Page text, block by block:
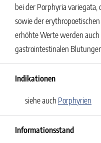
bei der Porphyria
sowie der
erhöhte Werte werden
gastrointestinalen
Indikationen
siehe auch Porphyrien
Informationsstand